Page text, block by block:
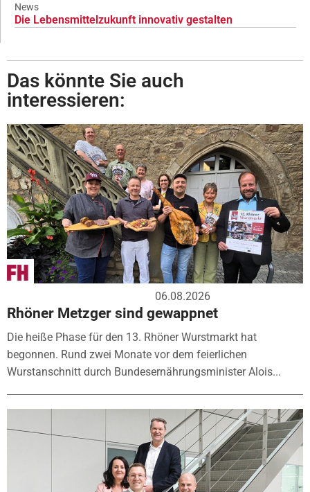
News
Die Lebensmittelzukunft innovativ gestalten
Das könnte Sie auch
interessieren:
06.08.2026
Rhöner Metzger sind gewappnet
Die heiße Phase für den 13. Rhöner Wurstmarkt hat
begonnen. Rund zwei Monate vor dem feierlichen
Wurstanschnitt durch Bundesernährungsminister Alois...